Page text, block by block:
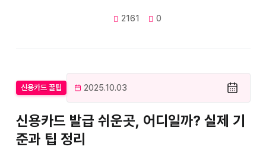
2161 0
신용카드 꿀팁 2025.10.03
신용카드 발급 쉬운곳, 어디일까? 실제 기
준과 팁 정리